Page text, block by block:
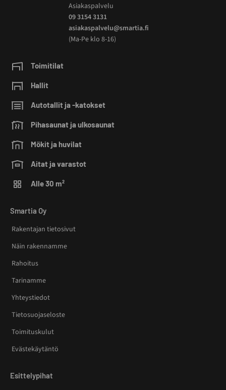
Asiakaspalvelu
09 3154 3131
asiakaspalvelu@smartia.fi
(Ma-Pe klo 8-16)
Toimitilat
Hallit
Autotallit ja -katokset
Pihasaunat ja ulkosaunat
Mökit ja huvilat
Aitat ja varastot
Alle 30 m²
Smartia Oy
Rakentajan tietosivut
Näin rakennamme
Rahoitus
Tarinamme
Yhteystiedot
Tietosuojaseloste
Toimituskulut
Evästekäytäntö
Esittelypihat